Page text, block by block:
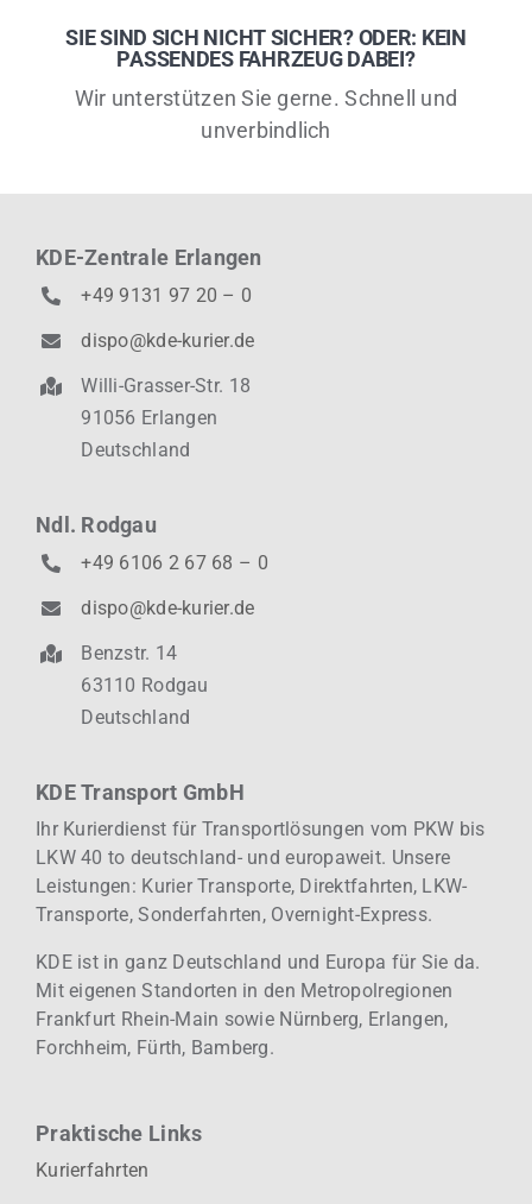
SIE SIND SICH NICHT SICHER? ODER: KEIN
PASSENDES FAHRZEUG DABEI?
Wir unterstützen Sie gerne. Schnell und
unverbindlich
KDE-Zentrale Erlangen
+49 9131 97 20 – 0
dispo@kde-kurier.de
Willi-Grasser-Str. 18
91056 Erlangen
Deutschland
Ndl. Rodgau
+49 6106 2 67 68 – 0
dispo@kde-kurier.de
Benzstr. 14
63110 Rodgau
Deutschland
KDE Transport GmbH
Ihr Kurierdienst für Transportlösungen vom PKW bis
LKW 40 to deutschland- und europaweit. Unsere
Leistungen: KurierTransporte, Direktfahrten, LKW-
Transporte, Sonderfahrten, Overnight-Express.
KDE ist in ganz Deutschland und Europa für Sie da.
Mit eigenen Standorten in den Metropolregionen
Frankfurt Rhein-Main sowie Nürnberg, Erlangen,
Forchheim, Fürth, Bamberg.
Praktische Links
Kurierfahrten